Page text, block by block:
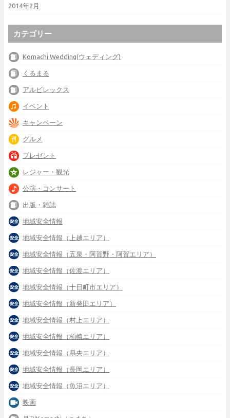
2014年2月
カテゴリー
Komachi Wedding(ウェディング)
くるまる
アルビレックス
イベント
キャンペーン
グルメ
プレゼント
レジャー・観光
公演・コンサート
出版・雑誌
地域安全情報
地域安全情報（上越エリア）
地域安全情報（五泉・阿賀野・阿賀エリア）
地域安全情報（佐渡エリア）
地域安全情報（十日町市エリア）
地域安全情報（新発田エリア）
地域安全情報（村上エリア）
地域安全情報（柏崎エリア）
地域安全情報（県央エリア）
地域安全情報（長岡エリア）
地域安全情報（魚沼エリア）
映画